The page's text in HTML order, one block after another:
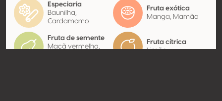
Especiaria
Baunilha,
Cardamomo
Fruta exótica
Manga, Mamão
Fruta de semente
Maçã vermelha,
Fruta cítrica
Limão